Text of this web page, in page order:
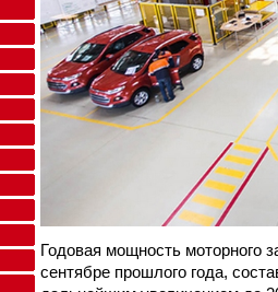
Годовая мощность моторного
сентябре прошлого года,